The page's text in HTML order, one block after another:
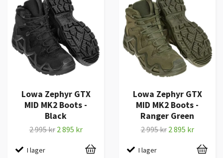
Lowa Zephyr GTX
MID MK2 Boots -
Black
2 995 kr 2 895 kr
I lager
Lowa Zephyr GTX
MID MK2 Boots -
Ranger Green
2 995 kr 2 895 kr
I lager